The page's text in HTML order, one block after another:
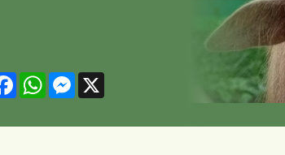
FacebookWhatsAppMessenger
X